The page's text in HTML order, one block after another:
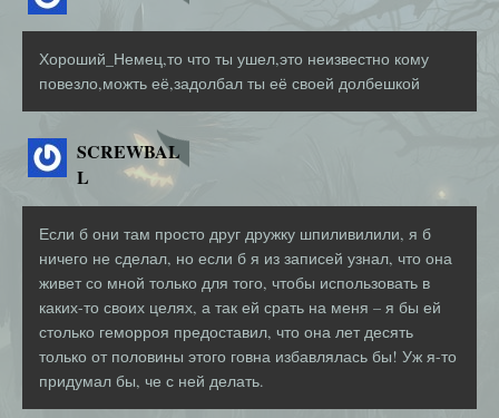
Хороший_Немец,то что ты ушел,это неизвестно кому
повезло,можть её,задолбал ты её своей долбешкой
SCREWBAL
L
Если б они там просто друг дружку шпиливилили, я б
ничего не сделал, но если б я из записей узнал, что она
живет со мной только для того, чтобы использовать в
каких-то своих целях, а так ей срать на меня – я бы ей
столько геморроя предоставил, что она лет десять
только от половины этого говна избавлялась бы! Уж я-то
придумал бы, че с ней делать.